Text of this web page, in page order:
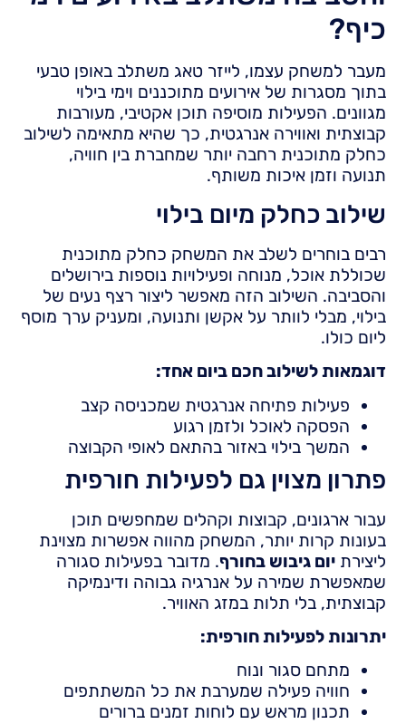
כיף?
מעבר למשחק עצמו, לייזר טאג משתלב באופן טבעי
בתוך מסגרות של אירועים מתוכננים וימי בילוי
מגוונים. הפעילות מוסיפה תוכן אקטיבי, מעורבות
קבוצתית ואווירה אנרגטית, כך שהיא מתאימה לשילוב
כחלק מתוכנית רחבה יותר שמחברת בין חוויה,
תנועה וזמן איכות משותף.
שילוב כחלק מיום בילוי
רבים בוחרים לשלב את המשחק כחלק מתוכנית
שכוללת אוכל, מנוחה ופעילויות נוספות בירושלים
והסביבה. השילוב הזה מאפשר ליצור רצף נעים של
בילוי, מבלי לוותר על אקשן ותנועה, ומעניק ערך מוסף
ליום כולו.
דוגמאות לשילוב חכם ביום אחד:
פעילות פתיחה אנרגטית שמכניסה קצב
הפסקה לאוכל ולזמן רגוע
המשך בילוי באזור בהתאם לאופי הקבוצה
פתרון מצוין גם לפעילות חורפית
עבור ארגונים, קבוצות וקהלים שמחפשים תוכן
בעונות קרות יותר, המשחק מהווה אפשרות מצוינת
ליצירתיום גיבוש בחורף. מדובר בפעילות סגורה
שמאפשרת שמירה על אנרגיה גבוהה ודינמיקה
קבוצתית, בלי תלות במזג האוויר.
יתרונות לפעילות חורפית:
מתחם סגור ונוח
חוויה פעילה שמערבת את כל המשתתפים
תכנון מראש עם לוחות זמנים ברורים